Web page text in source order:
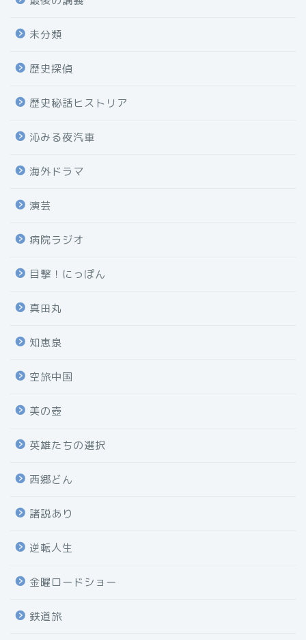
未分類
歴史探偵
歴史秘話ヒストリア
沁みる夜汽車
海外ドラマ
演芸
病院ラジオ
目撃！にっぽん
真田丸
知恵泉
空旅中国
美の壺
英雄たちの選択
西郷どん
諸説あり
逆転人生
金曜ロードショー
鉄道旅